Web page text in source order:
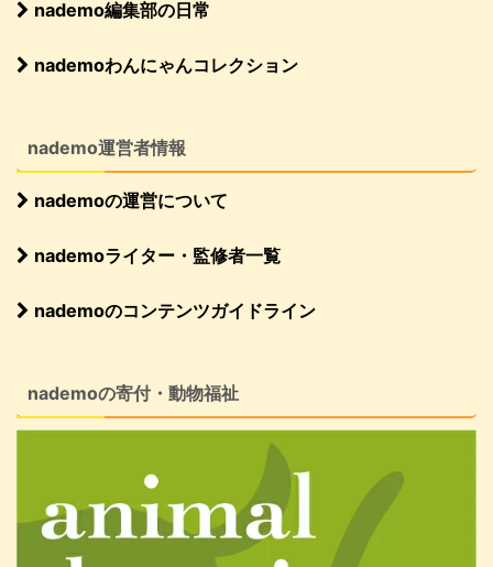
nademo編集部の日常
nademoわんにゃんコレクション
nademo運営者情報
nademoの運営について
nademoライター・監修者一覧
nademoのコンテンツガイドライン
nademoの寄付・動物福祉